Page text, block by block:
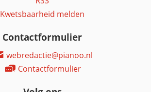
Kwetsbaarheid melden
Contactformulier
webredactie@pianoo.nl
Contactformulier